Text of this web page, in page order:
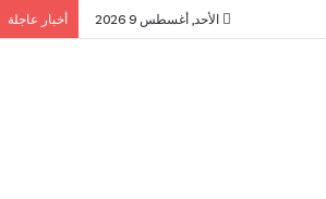
الأحد, أغسطس 9 2026 أخبار عاجلة